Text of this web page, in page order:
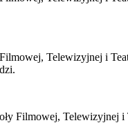
Telewizyjnej i
Filmowej,